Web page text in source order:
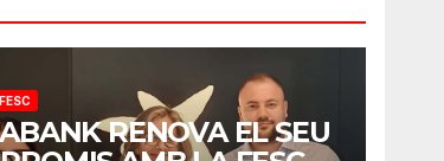
FESC
RENOVA EL SEU